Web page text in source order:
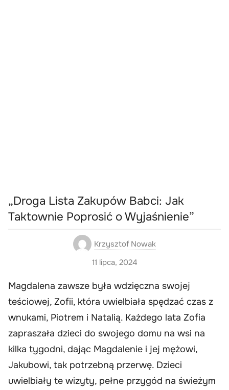
„Droga Lista Zakupów Babci: Jak
Taktownie Poprosić o Wyjaśnienie”
Krzysztof Nowak
11 lipca, 2024
Magdalena zawsze była wdzięczna swojej
teściowej, Zofii, która uwielbiała spędzać czas z
wnukami, Piotrem i Natalią. Każdego lata Zofia
zapraszała dzieci do swojego domu na wsi na
kilka tygodni, dając Magdalenie i jej mężowi,
Jakubowi, tak potrzebną przerwę. Dzieci
uwielbiały te wizyty, pełne przygód na świeżym